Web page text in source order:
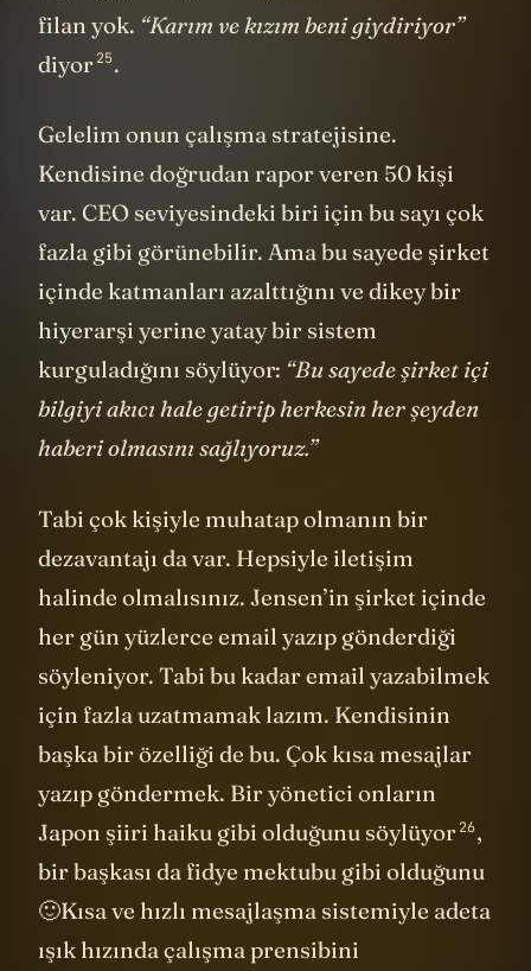
böyle giyinmeye zorlayan bir modacısı
filan yok.
Gelelim onun çalışma stratejisine.
Kendisine doğrudan rapor veren 50 kişi
var. CEO seviyesindeki biri için bu sayı çok
fazla gibi görünebilir. Ama bu sayede şirket
içinde katmanları azalttığını ve dikey bir
hiyerarşi yerine yatay bir sistem
kurguladığını söylüyor:“Bu sayede şirket içi
bilgiyi akıcı hale getirip herkesin her şeyden
Tabi çok kişiyle muhatap olmanın bir
dezavantajı da var. Hepsiyle iletişim
halinde olmalısınız. Jensen’in şirket içinde
her gün yüzlerce email yazıp gönderdiği
söyleniyor. Tabi bu kadar email yazabilmek
için fazla uzatmamak lazım. Kendisinin
başka bir özelliği de bu. Çok kısa mesajlar
yazıp göndermek. Bir yönetici onların
Japon şiiri haiku gibi olduğunusöylüyor26,
bir başkası da fidye mektubu gibi olduğunu
🙂Kısa ve hızlı mesajlaşma sistemiyle adeta